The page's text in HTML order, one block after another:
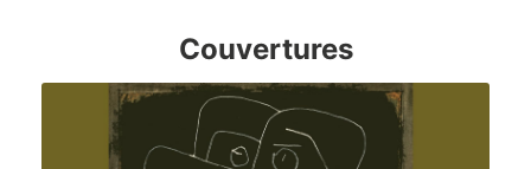
Couvertures